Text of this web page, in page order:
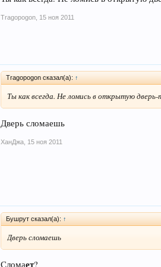
Tragopogon 15 ноя 2011
Tragopogon сказал(а): ↑
Ты как всегда. Не ломись в открытую дверь-
Дверь сломаешь
ХанДжа 15 ноя 2011
Бушрут сказал(а): ↑
Дверь сломаешь
Сломает?